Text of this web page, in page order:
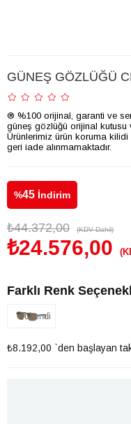
GÜNEŞ GÖZLÜĞÜ
® %100 orijinal, garanti ve
güneş gözlüğü orijinal kutusu
Ürünlerimiz ürün koruma
geri iade alınmamaktadır.
%45 İndirim
₺44.372,00 (KDV Dahil)
₺24.576,00
Farklı Renk
Tükendi
₺8.192,00 `den başlayan